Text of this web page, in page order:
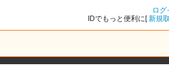
ログ
IDでもっと便利に[新規